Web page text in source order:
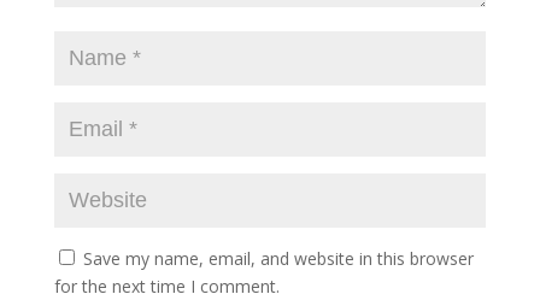
Save my name, email, and website in this browser
for the next time I comment.